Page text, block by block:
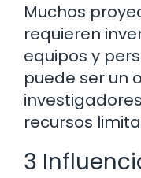
Muchos
requieren
equipos y
puede ser un
recursos
3